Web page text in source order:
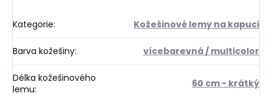
Kategorie: Kožešinové lemy na kapuci
Barva kožešiny: vícebarevná / multicolor
Délka kožešinového
lemu: 60 cm - krátký